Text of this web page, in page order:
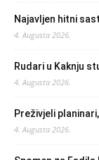
Najavljen hitni
4. Augusta 2026.
Rudari u Kaknju
4. Augusta 2026.
Preživjeli
4. Augusta 2026.